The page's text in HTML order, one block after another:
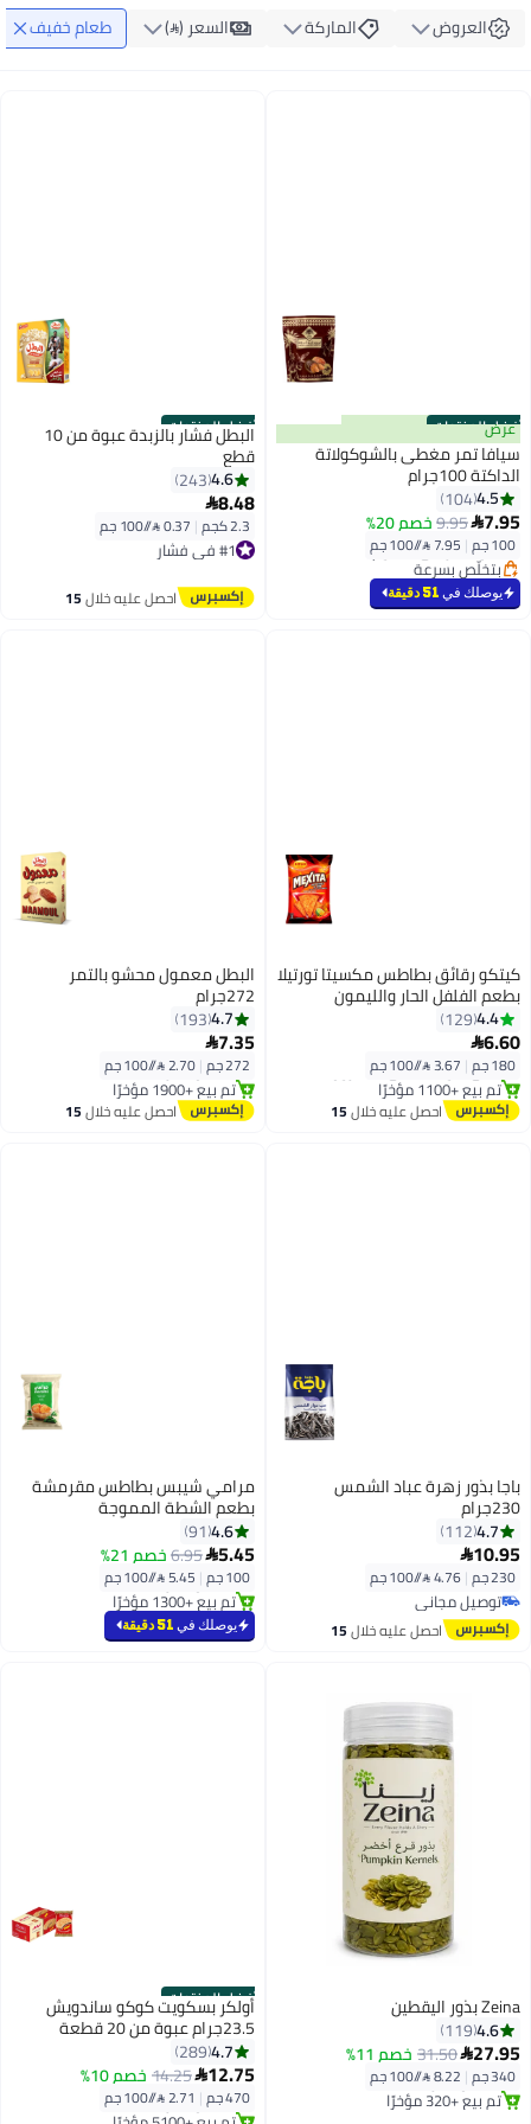
العروض الماركة السعر () طعام خفيف
أفضل المنتجات
عرض
سيافا تمر مغطى بالشوكولاتة
الداكتة 100جرام
4.5
104
7.95
9.95خصم 20%
100 جم |
#1 في تمور
أقل سعر في 30 يوم
بتخلّص بسرعة
#1 في تمور
يوصلك في 51 دقيقة
أفضل المنتجات البطل فشار بالزبدة عبوة من 10
قطع
4.6
243
8.48
2.3 كجم | #1 في فشار
توصيل مجاني
تم بيع +2400 مؤخرًا
#1 في فشار
احصل عليه خلال15
كيتكو رقائق بطاطس مكسيتا تورتيلا
بطعم الفلفل الحار والليمون
180جرام4.4
129
6.60
180 جم |
توصيل مجاني
باقي 1 وحدات في المخزون
تم بيع +1100 مؤخرًا
توصيل مجاني
احصل عليه خلال15
اغسطس
البطل معمول محشو بالتمر
272جرام
4.7
193
7.35
272 جم |
توصيل مجاني
بتخلّص بسرعة
تم بيع +1900 مؤخرًا
توصيل مجاني
احصل عليه خلال15
اغسطس
باجا بذور زهرة عباد الشمس
230جرام
4.7
112
10.95
230 جم |
توصيل مجاني
تم بيع +1100 مؤخرًا
توصيل مجانياحصل عليه خلال15
مرامي شيبس بطاطس مقرمشة
بطعم الشطة المموجة
4.6
91
5.45
6.95خصم 21%
100 جم |
#31 في شيبس
بتخلّص بسرعة
تم بيع +1300 مؤخرًا
#31 في شيبس
يوصلك في 51 دقيقة
Zeina بذور اليقطين
4.6
119
27.95
31.50خصم 11%
340 جم |
#1 في المكسرات والبذور
بتخلّص بسرعة
تم بيع +320 مؤخرًا
#1 في المكسرات والبذور
أفضل المنتجات
أولكر بسكويت كوكو ساندويش
23.5جرام عبوة من 20 قطعة
4.7
289
12.75
14.25خصم 10%
470 جم |
#1 في البسكوت
بتخلّص بسرعة
تم بيع +5100 مؤخرًا